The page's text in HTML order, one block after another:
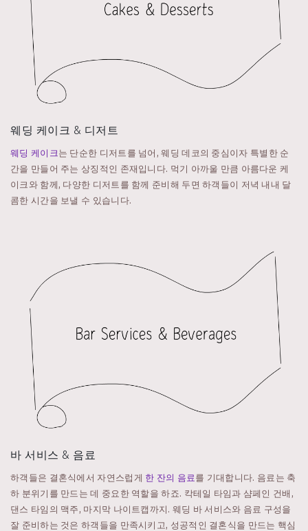
웨딩 케이크 & 디저트
웨딩 케이크는 단순한 디저트를 넘어, 웨딩 데코의 중심이자 특별한 순
간을 만들어 주는 상징적인 존재입니다. 먹기 아까울 만큼 아름다운 케
이크와 함께, 다양한 디저트를 함께 준비해 두면 하객들이 저녁 내내 달
콤한 시간을 보낼 수 있습니다.
바 서비스 & 음료
하객들은 결혼식에서 자연스럽게 한 잔의 음료 를 기대합니다. 음료는 축
하 분위기를 만드는 데 중요한 역할을 하죠. 칵테일 타임과 샴페인 건배,
댄스 타임의 맥주, 마지막 나이트캡까지. 웨딩 바 서비스와 음료 구성을
잘 준비하는 것은 하객들을 만족시키고, 성공적인 결혼식을 만드는 핵심